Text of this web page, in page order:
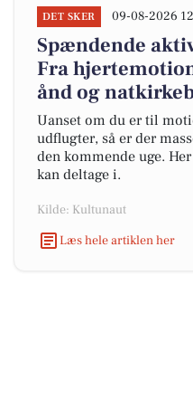
DET SKER 09-08-2026
Spændende
Fra
ånd og
Uanset om du er til
udflugter, så er der
den kommende uge.
kan deltage i.
Kilde: Kultunaut
Læs hele artiklen her